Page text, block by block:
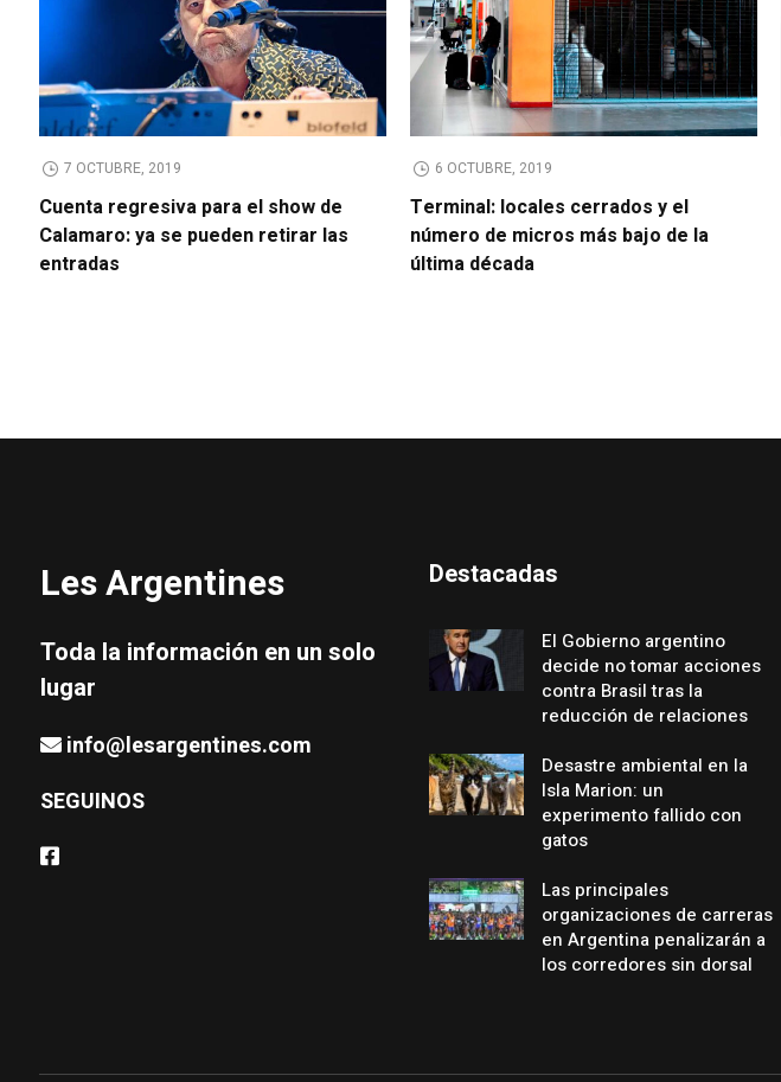
7 OCTUBRE, 2019
Cuenta regresiva para el show de
Calamaro: ya se pueden retirar las
entradas
6 OCTUBRE, 2019
Terminal: locales cerrados y el
número de micros más bajo de la
última década
Les Argentines
Toda la información en un solo
lugar
info@lesargentines.com
SEGUINOS
Destacadas
El Gobierno argentino
decide no tomar acciones
contra Brasil tras la
reducción de relaciones
Desastre ambiental en la
Isla Marion: un
experimento fallido con
gatos
Las principales
organizaciones de carreras
en Argentina penalizarán a
los corredores sin dorsal